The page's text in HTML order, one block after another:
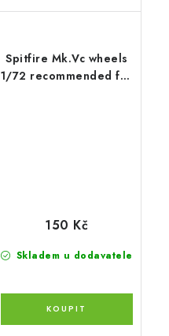
Spitfire Mk.Vc wheels
1/72 recommended for
Skladem u dodavatele
150 Kč